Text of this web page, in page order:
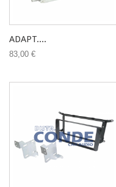
ADAPT....
83,00 €